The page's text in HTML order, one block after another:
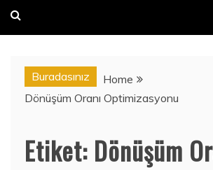
Buradasınız
Home
Dönüşüm Oranı Optimizasyonu
Etiket: Dönüşüm